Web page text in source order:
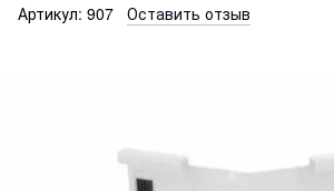
Артикул: 907 Оставить отзыв